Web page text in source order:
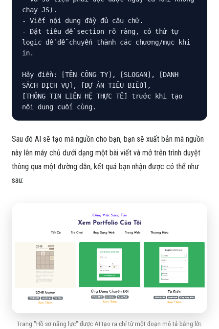
chạy JS).
- Viết nội dung đầy đủ câu chữ.
- Đặt tiêu đề section rõ ràng, có thứ tự
logic để dễ chuyển thành các chương/mục khi
in.
Hãy điền: [TÊN CÔNG TY], [SLOGAN], [DANH
SÁCH DỊCH VỤ], [DỰ ÁN TIÊU BIỂU],
[THÔNG TIN LIÊN HỆ THỰC TẾ] trước khi tạo
nội dung cuối cùng.
Sau đó AI sẽ tạo mã nguồn cho bạn, bạn sẽ xuất bản mã nguồn
này lên máy chủ dưới dạng một bài viết và mở trên trình duyệt
thông qua một đường dẫn, kết quả bạn nhận được có thể như
sau:
Trang "Hồ sơ năng lực" được AI tạo ra chỉ từ một đoạn mô tả bằng lời.